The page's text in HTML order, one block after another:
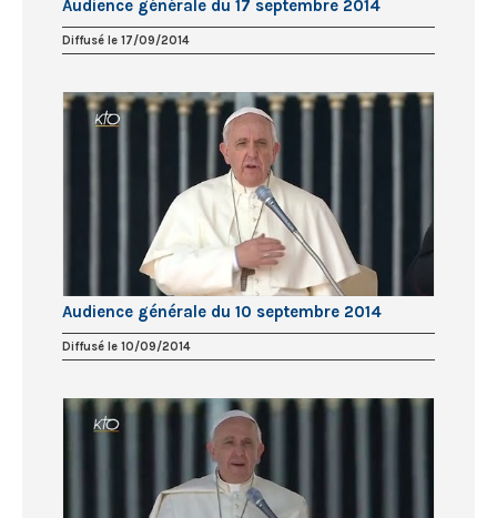
Audience générale du 17 septembre 2014
Diffusé le 17/09/2014
Audience générale du 10 septembre 2014
Diffusé le 10/09/2014